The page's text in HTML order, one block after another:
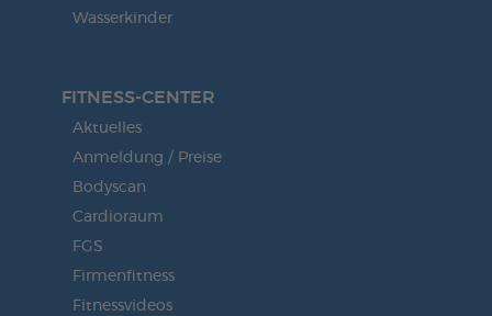
Wasserkinder
FITNESS-CENTER
Aktuelles
Anmeldung / Preise
Bodyscan
Cardioraum
FGS
Firmenfitness
Fitnessvideos